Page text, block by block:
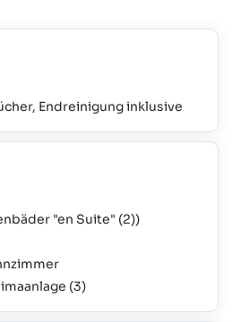
Endreinigung inklusive
"en Suite" (2))
(3)